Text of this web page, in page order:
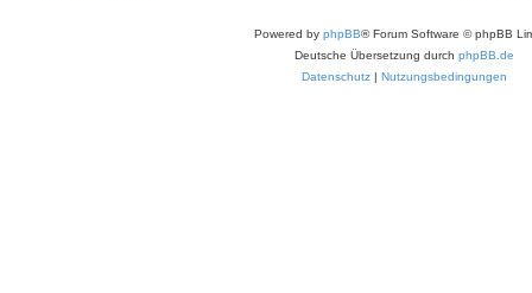
Powered by phpBB® Forum Software © phpBB
Deutsche Übersetzung durch phpBB.de
Datenschutz | Nutzungsbedingungen